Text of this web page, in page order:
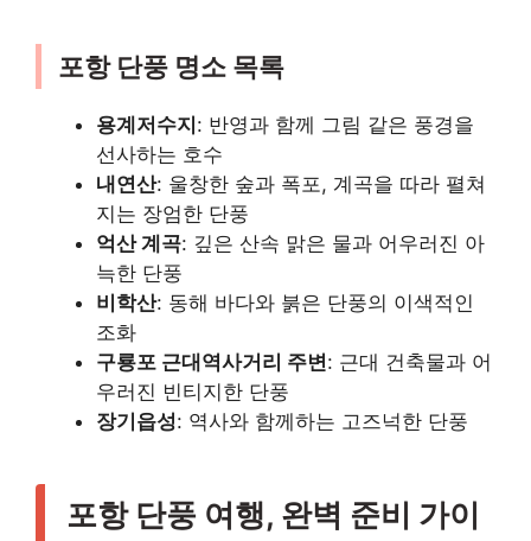
포항 단풍 명소 목록
용계저수지 : 반영과 함께 그림 같은 풍경을
선사하는 호수
내연산: 울창한 숲과 폭포, 계곡을 따라 펼쳐
지는 장엄한 단풍
억산 계곡: 깊은 산속 맑은 물과 어우러진 아
늑한 단풍
비학산: 동해 바다와 붉은 단풍의 이색적인
조화
구룡포 근대역사거리 주변: 근대 건축물과 어
우러진 빈티지한 단풍
장기읍성: 역사와 함께하는 고즈넉한 단풍
포항 단풍 여행, 완벽 준비 가이